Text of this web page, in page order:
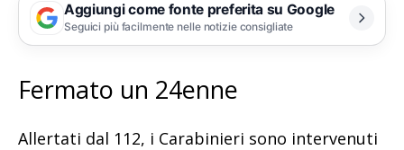
Aggiungi come fonte preferita su Google
Seguici più facilmente nelle notizie consigliate
Fermato un 24enne
Allertati dal 112, i Carabinieri sono intervenuti